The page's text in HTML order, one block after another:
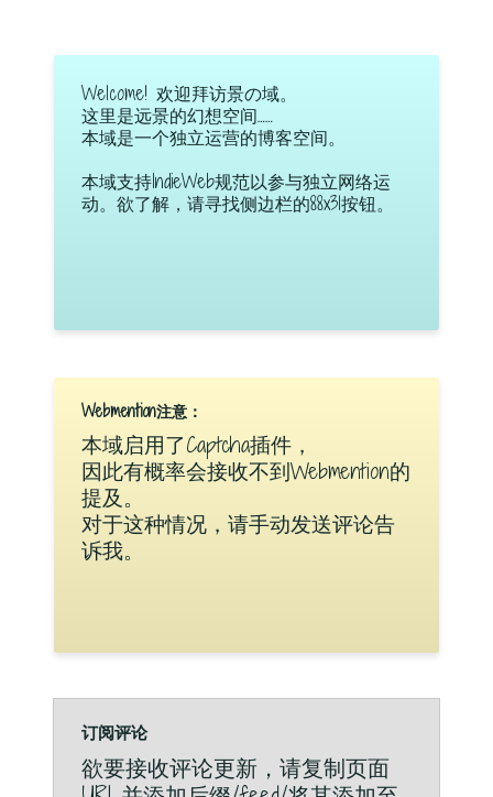
Welcome! 欢迎拜访景の域。
这里是远景的幻想空间……
本域是一个独立运营的博客空间。
本域支持IndieWeb规范以参与独立网络运
动。欲了解，请寻找侧边栏的88x31按钮。
Webmention注意：
本域启用了Captcha插件，
因此有概率会接收不到Webmention的
提及。
对于这种情况，请手动发送评论告
诉我。
订阅评论
欲要接收评论更新，请复制页面